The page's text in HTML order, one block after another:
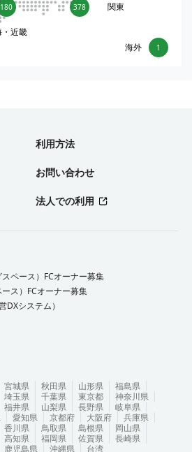
378 関東
180
・近畿
1
海外
利用方法
お問い合わせ
法人での利用
ペース）FCオーナー募集
ス）FCオーナー募集
DXシステム）
宮城県 秋田県 山形県
福島県
埼玉県 千葉県 東京都
神奈川県
福井県 山梨県 長野県
岐阜県
愛知県 京都府 大阪府
兵庫県
香川県 鳥取県 島根県
岡山県
高知県 福岡県 佐賀県
長崎県
鹿児島県 沖縄県
台湾